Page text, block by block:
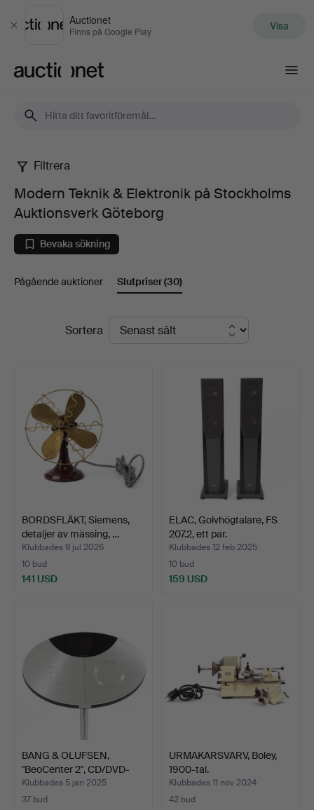
Stäng
Auctionet
Finns på Google Play Visa
Modern
Teknik
&
Elektronik
Stockholms
Göteborg
Filtrera
Modern Teknik & Elektronik på Stockholms
Auktionsverk Göteborg
Bevaka sökning
Pågående auktioner Slutpriser(30)
SlutpriserSortera
BORDSFLÄKT, Siemens,
detaljer av mässing, …
Klubbades 9 jul 2026
10 bud
141 USD
ELAC, Golvhögtalare, FS
207.2, ett par.
Klubbades 12 feb 2025
10 bud
159 USD
BANG & OLUFSEN,
"BeoCenter 2", CD/DVD-
spel…
Klubbades 5 jan 2025
37 bud
URMAKARSVARV, Boley,
1900-tal.
Klubbades 11 nov 2024
42 bud